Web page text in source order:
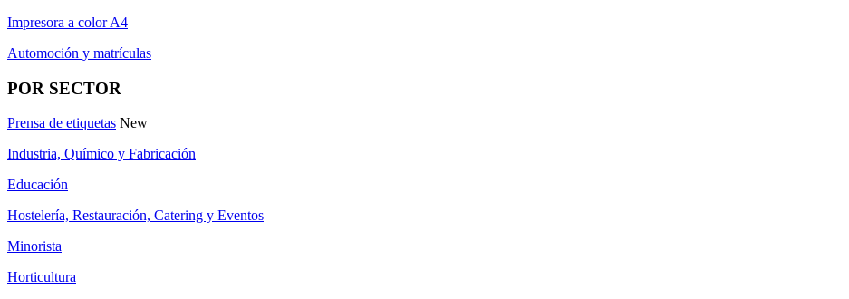
Impresora a color A4
Automoción y matrículas
POR SECTOR
Prensa de etiquetas New
Industria, Químico y Fabricación
Educación
Hostelería, Restauración, Catering y Eventos
Minorista
Horticultura